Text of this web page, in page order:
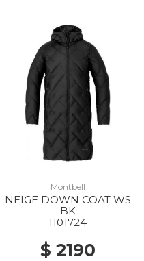
Montbell
NEIGE DOWN COAT WS
BK
1101724
$ 2190